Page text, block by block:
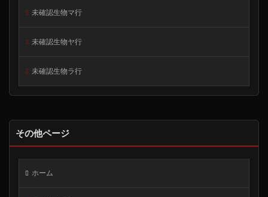
未確認生物マ行
未確認生物ヤ行
未確認生物ラ行
その他ページ
ホーム